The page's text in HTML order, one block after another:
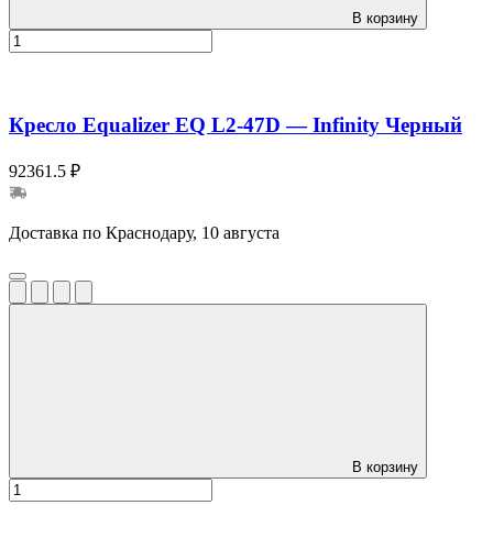
В корзину
Кресло Equalizer EQ L2-47D — Infinity Черный
92361.5 ₽
Доставка по Краснодару, 10 августа
В корзину